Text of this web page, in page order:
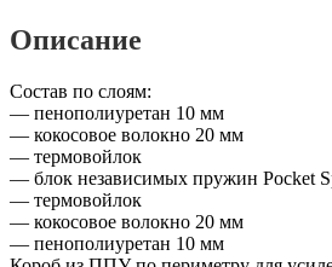
Описание
Состав по слоям:
— пенополиуретан 10 мм
— кокосовое волокно 20 мм
— термовойлок
— блок независимых пружин Pocket
— термовойлок
— кокосовое волокно 20 мм
— пенополиуретан 10 мм